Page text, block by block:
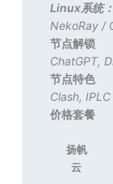
Linux系统：
NekoRay /
节点解锁
ChatGPT,
节点特色
Clash, IPLC
价格套餐
扬帆
云